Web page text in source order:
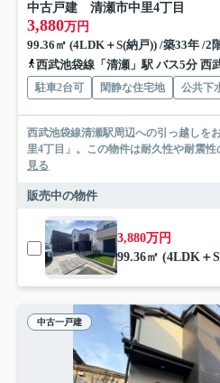
中古戸建 清瀬市中里4丁目
3,880万円
99.36㎡ (4LDK＋S(納戸)) /築33年 /2
西武池袋線「清瀬」駅 バス5分 西
駐車2台可 閑静な住宅地 公共下
西武池袋線清瀬駅周辺への引っ越し
里4丁目」。この物件は耐久性や耐震
見る
販売中の物件
3,880万円
99.36㎡ (4LDK＋
中古一戸建